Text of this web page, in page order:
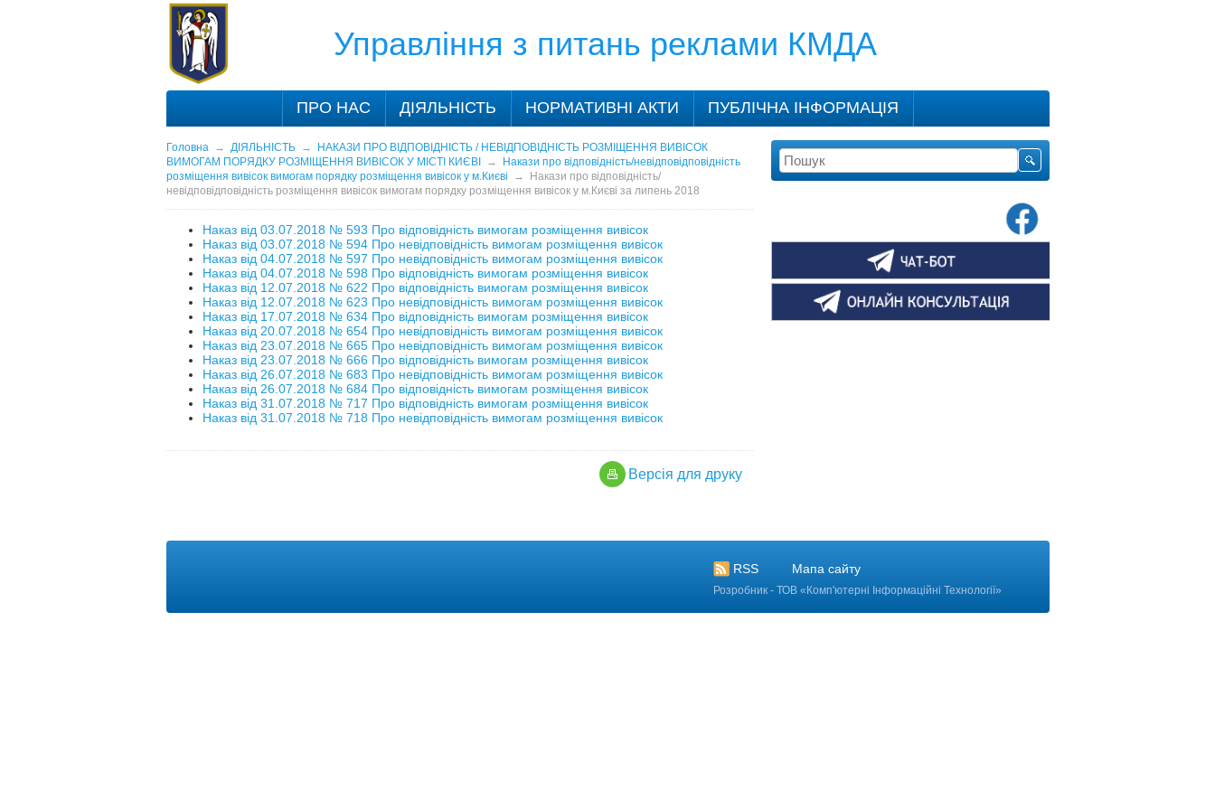
Управління з питань реклами КМДА
ПРО НАС ДІЯЛЬНІСТЬ НОРМАТИВНІ АКТИ ПУБЛІЧНА ІНФОРМАЦІЯ
Головна→ ДІЯЛЬНІСТЬ→
НАКАЗИ ПРО ВІДПОВІДНІСТЬ / НЕВІДПОВІДНІСТЬ РОЗМІЩЕННЯ ВИВІСОК
ВИМОГАМ ПОРЯДКУ РОЗМІЩЕННЯ ВИВІСОК У МІСТІ КИЄВІ
→
Накази про відповідність/невідповідповідність
розміщення вивісок вимогам порядку розміщення вивісок у м.Києві →
Накази про відповідність/
невідповідповідність розміщення вивісок вимогам порядку розміщення вивісок у м.Києві за липень 2018
Наказ від 03.07.2018 № 593 Про відповідність вимогам розміщення вивісок
Наказ від 03.07.2018 № 594 Про невідповідність вимогам розміщення вивісок
Наказ від 04.07.2018 № 597 Про невідповідність вимогам розміщення вивісок
Наказ від 04.07.2018 № 598 Про відповідність вимогам розміщення вивісок
Наказ від 12.07.2018 № 622 Про відповідність вимогам розміщення вивісок
Наказ від 12.07.2018 № 623 Про невідповідність вимогам розміщення вивісок
Наказ від 17.07.2018 № 634 Про відповідність вимогам розміщення вивісок
Наказ від 20.07.2018 № 654 Про невідповідність вимогам розміщення вивісок
Наказ від 23.07.2018 № 665 Про невідповідність вимогам розміщення вивісок
Наказ від 23.07.2018 № 666 Про відповідність вимогам розміщення вивісок
Наказ від 26.07.2018 № 683 Про невідповідність вимогам розміщення вивісок
Наказ від 26.07.2018 № 684 Про відповідність вимогам розміщення вивісок
Наказ від 31.07.2018 № 717 Про відповідність вимогам розміщення вивісок
Наказ від 31.07.2018 № 718 Про невідповідність вимогам розміщення вивісок
Версiя для друку
RSS Мапа сайту
Розробник - ТОВ « Комп'ютерні Інформаційні Технології»